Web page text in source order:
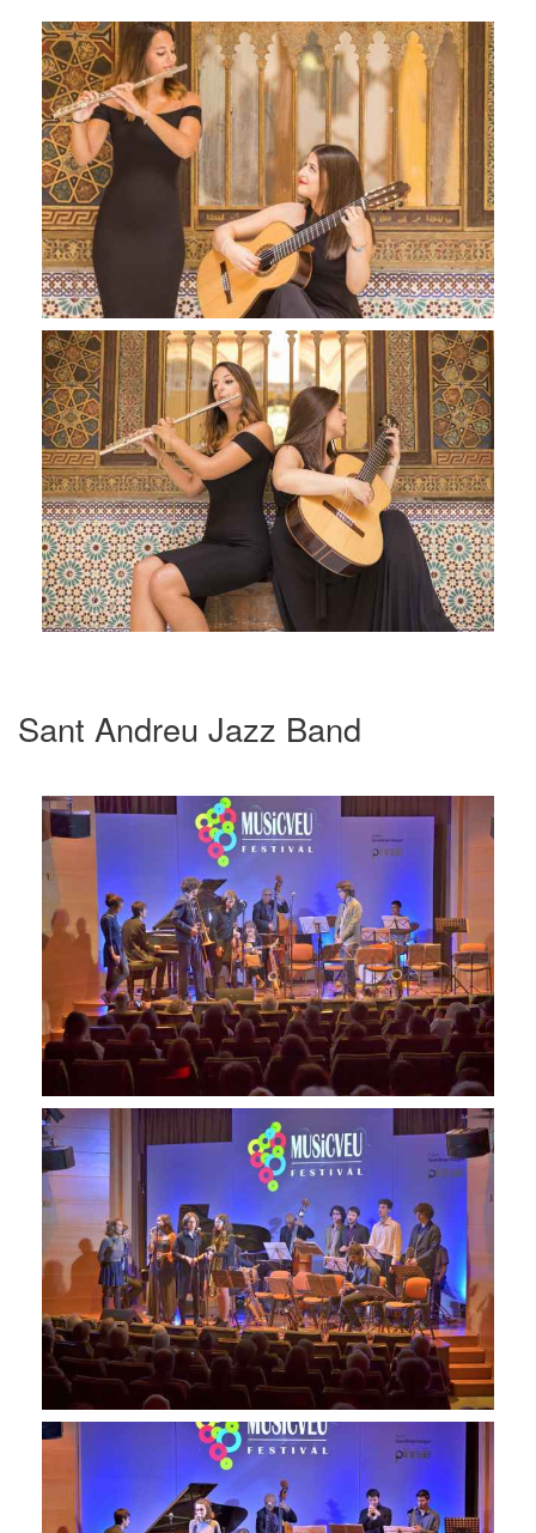
Sant Andreu Jazz Band